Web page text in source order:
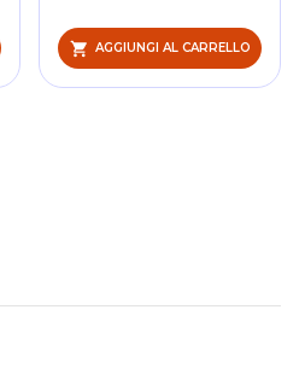
AGGIUNGI AL CARRELLO